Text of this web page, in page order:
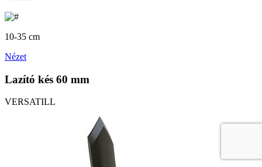
10-35 cm
Nézet
Lazító kés 60 mm
VERSATILL